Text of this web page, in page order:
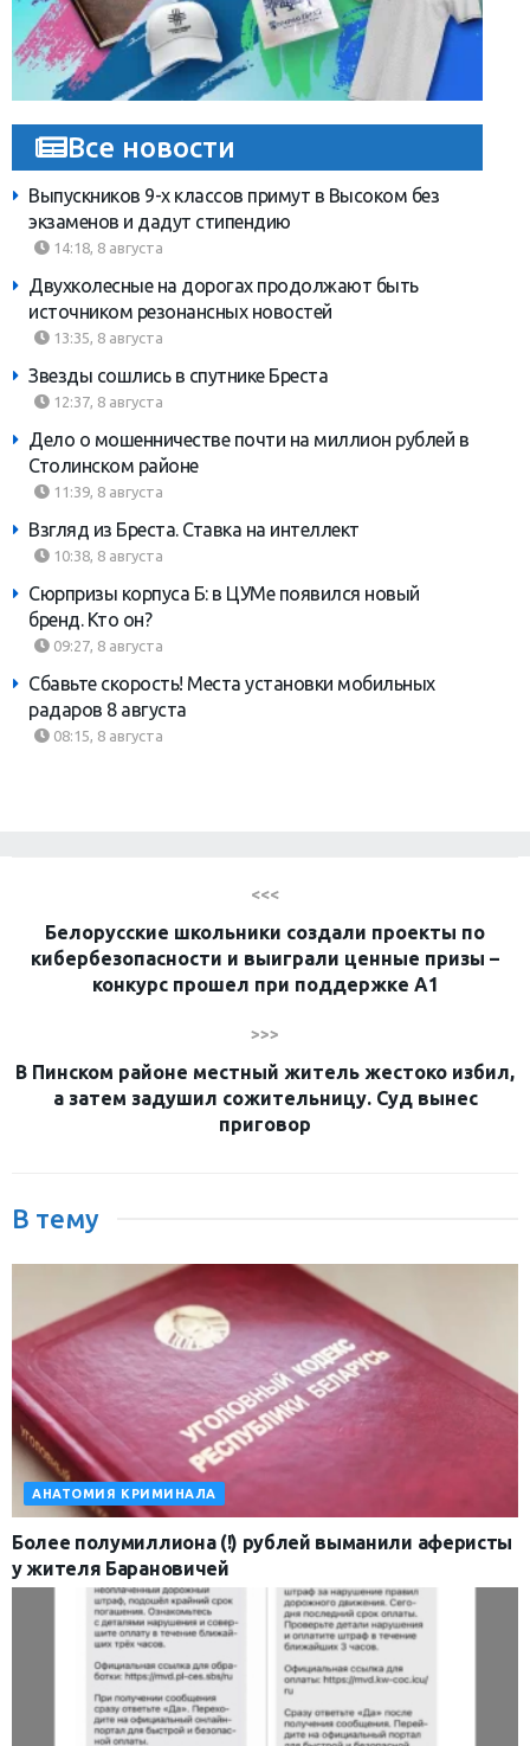
Все новости
Выпускников 9-х классов примут в Высоком без
экзаменов и дадут стипендию
14:18, 8 августа
Двухколесные на дорогах продолжают быть
источником резонансных новостей
13:35, 8 августа
Звезды сошлись в спутнике Бреста
12:37, 8 августа
Дело о мошенничестве почти на миллион рублей в
Столинском районе
11:39, 8 августа
Взгляд из Бреста. Ставка на интеллект
10:38, 8 августа
Сюрпризы корпуса Б: в ЦУМе появился новый
бренд. Кто он?
09:27, 8 августа
Сбавьте скорость! Места установки мобильных
радаров 8 августа
08:15, 8 августа
<<<
Белорусские школьники создали проекты по
кибербезопасности и выиграли ценные призы –
конкурс прошел при поддержке A1
>>>
В Пинском районе местный житель жестоко избил,
а затем задушил сожительницу. Суд вынес
приговор
В тему
АНАТОМИЯ КРИМИНАЛА
Более полумиллиона (!) рублей выманили аферисты
у жителя Барановичей